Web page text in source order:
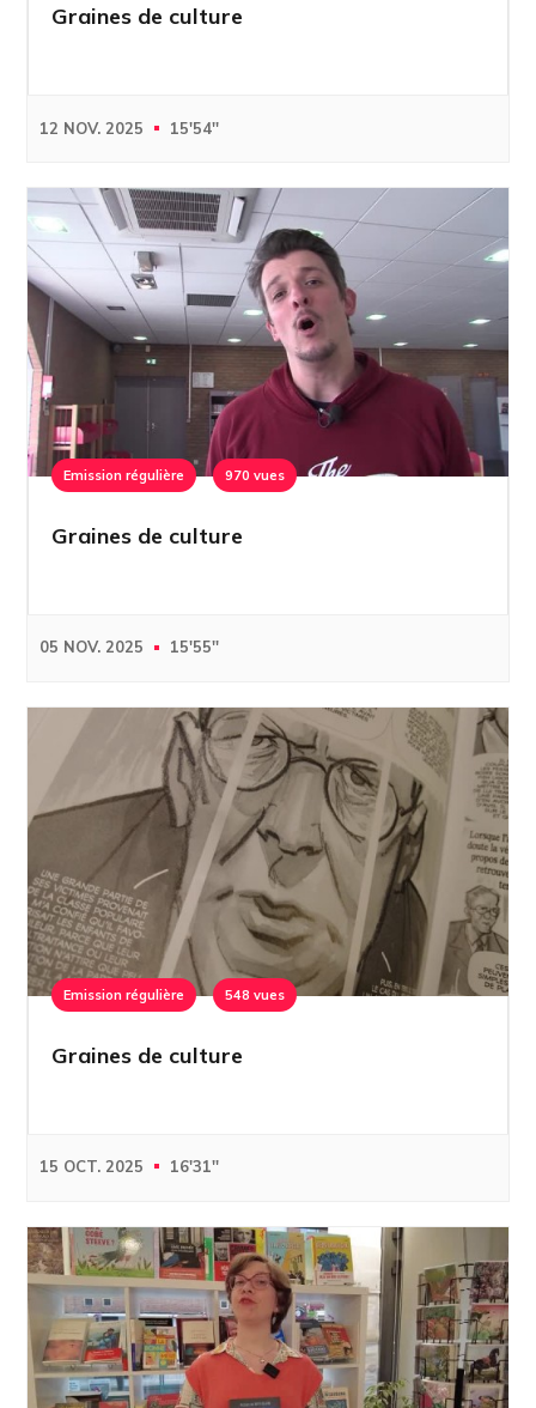
Graines de culture
12 NOV. 2025 15'54''
Emission régulière 970 vues
Graines de culture
05 NOV. 2025 15'55''
Emission régulière 548 vues
Graines de culture
15 OCT. 2025 16'31''